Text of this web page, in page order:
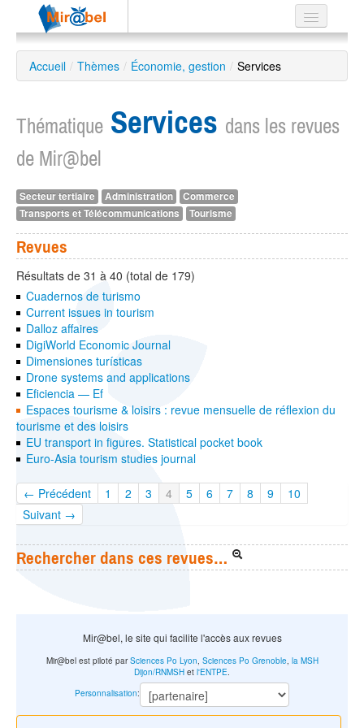
Le réseau
Soutien
Recherche
avancée
EN
ES
?
Accueil / Thèmes / Économie, gestion / Services
Thématique Services dans les revues
de Mir@bel
Secteur tertiaire Administration
Commerce
Transports et Télécommunications
Tourisme
Revues
Résultats de 31 à 40 (total de 179)
Cuadernos de turismo
Current issues in tourism
Dalloz affaires
DigiWorld Economic Journal
Dimensiones turísticas
Drone systems and applications
Eficiencia — Ef
Espaces tourisme & loisirs : revue mensuelle de réflexion du
tourisme et des loisirs
EU transport in figures. Statistical pocket book
Euro-Asia tourism studies journal
← Précédent 1 2 3 4 5 6 7 8 9
10
Suivant →
Rechercher dans ces revues…
Mir@bel, le site qui facilite l'accès aux revues
Mir@bel est piloté parSciences Po Lyon Sciences Po Grenoble, la MSH
Dijon/RNMSH et l'ENTPE
Personnalisation: